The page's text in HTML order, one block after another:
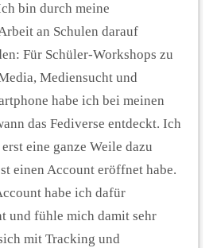
bin durch meine
an Schulen darauf
Für Schüler-Workshops zu
Mediensucht und
habe ich bei meinen
das Fediverse entdeckt. Ich
eine ganze Weile dazu
einen Account eröffnet habe.
habe ich dafür
und fühle mich damit sehr
mit Tracking und